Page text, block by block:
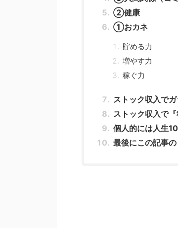
②健康
①おカネ
貯める力
増やす力
稼ぐ力
ストック収入で
ストック収入で
個人的には人生
最後にこの記事